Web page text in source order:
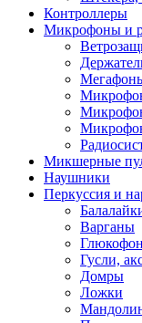
Контроллеры
Микрофоны и
Микшерные
Наушники
Перкуссия и
Варганы
Гусли,
Домры
Ложки